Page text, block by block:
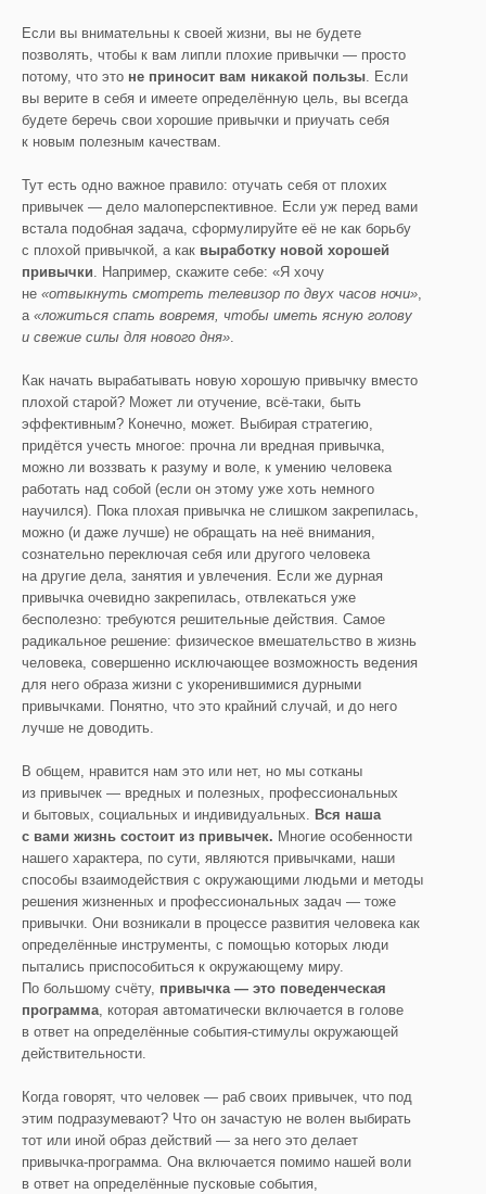
Если вы внимательны к своей жизни, вы не будете
позволять, чтобы к вам липли плохие привычки — просто
потому, что это не приносит вам никакой пользы. Если
вы верите в себя и имеете определённую цель, вы всегда
будете беречь свои хорошие привычки и приучать себя
к новым полезным качествам.
Тут есть одно важное правило: отучать себя от плохих
привычек — дело малоперспективное. Если уж перед вами
встала подобная задача, сформулируйте её не как борьбу
с плохой привычкой, а как выработку новой хорошей
привычки. Например, скажите себе: «Я хочу
не «отвыкнуть смотреть телевизор по двух часов ночи»,
а «ложиться спать вовремя, чтобы иметь ясную голову
и свежие силы для нового дня».
Как начать вырабатывать новую хорошую привычку вместо
плохой старой? Может ли отучение, всё-таки, быть
эффективным? Конечно, может. Выбирая стратегию,
придётся учесть многое: прочна ли вредная привычка,
можно ли воззвать к разуму и воле, к умению человека
работать над собой (если он этому уже хоть немного
научился). Пока плохая привычка не слишком закрепилась,
можно (и даже лучше) не обращать на неё внимания,
сознательно переключая себя или другого человека
на другие дела, занятия и увлечения. Если же дурная
привычка очевидно закрепилась, отвлекаться уже
бесполезно: требуются решительные действия. Самое
радикальное решение: физическое вмешательство в жизнь
человека, совершенно исключающее возможность ведения
для него образа жизни с укоренившимися дурными
привычками. Понятно, что это крайний случай, и до него
лучше не доводить.
В общем, нравится нам это или нет, но мы сотканы
из привычек — вредных и полезных, профессиональных
и бытовых, социальных и индивидуальных. Вся наша
с вами жизнь состоит из привычек. Многие особенности
нашего характера, по сути, являются привычками, наши
способы взаимодействия с окружающими людьми и методы
решения жизненных и профессиональных задач — тоже
привычки. Они возникали в процессе развития человека как
определённые инструменты, с помощью которых люди
пытались приспособиться к окружающему миру.
По большому счёту, привычка — это поведенческая
программа, которая автоматически включается в голове
в ответ на определённые события-стимулы окружающей
действительности.
Когда говорят, что человек — раб своих привычек, что под
этим подразумевают? Что он зачастую не волен выбирать
тот или иной образ действий — за него это делает
привычка-программа. Она включается помимо нашей воли
в ответ на определённые пусковые события,